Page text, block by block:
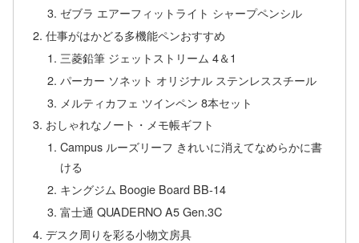
ゼブラ エアーフィットライト シャープペンシル
仕事がはかどる多機能ペンおすすめ
三菱鉛筆 ジェットストリーム 4＆1
パーカー ソネット オリジナル ステンレススチール
メルティカフェ ツインペン 8本セット
おしゃれなノート・メモ帳ギフト
Campus ルーズリーフ きれいに消えてなめらかに書
ける
キングジム Boogie Board BB-14
富士通 QUADERNO A5 Gen.3C
デスク周りを彩る小物文房具